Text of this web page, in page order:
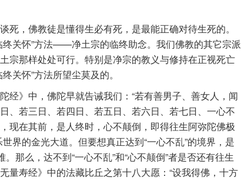
，佛教徒是懂得生必有死，是最能正确对待生死的。
终关怀”方法——净土宗的临终助念。我们佛教的其它宗派
宗那样处处可行。特别是净宗的教义与修持在正视死亡
关怀”方法所望尘莫及的。
经》中，佛陀早就告诫我们：“若有善男子、善女人，闻
、若三日、若四日、若五日、若六日、若七日、一心不
现在其前，是人终时，心不颠倒，即得往生阿弥陀佛极
界的金光大道。但要想真正达到“一心不乱”的境界，是
那么，达不到“一心不乱”和“心不颠倒”者是否还有往生
量寿经》中的法藏比丘之第十八大愿：“设我得佛，十方